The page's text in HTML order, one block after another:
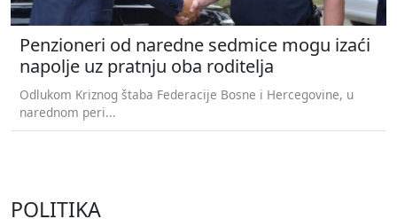
Penzioneri od naredne sedmice mogu izaći
napolje uz pratnju oba roditelja
Odlukom Kriznog štaba Federacije Bosne i Hercegovine, u
narednom peri...
POLITIKA